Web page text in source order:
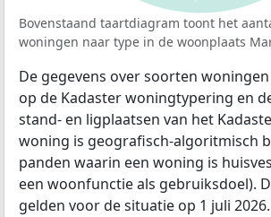
Bovenstaand taartdiagram toont het
woningen naar type in de woonplaats
De gegevens over soorten
op de Kadaster woningtypering en
stand- en ligplaatsen van het
woning is geografisch-algoritmisch
panden waarin een woning is
een woonfunctie als gebruiksdoel).
gelden voor de situatie op 1 juli 2026.